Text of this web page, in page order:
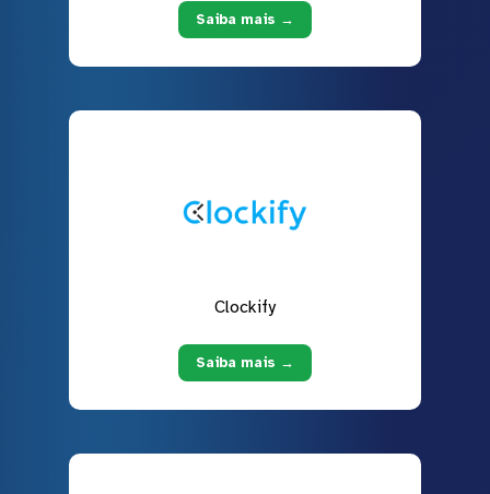
Saiba mais →
Clockify
Saiba mais →